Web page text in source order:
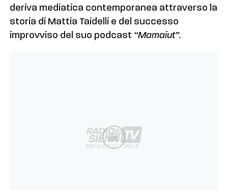
deriva mediatica contemporanea attraverso la
storia di Mattia Taidelli e del successo
improvviso del suo podcast “Mamaiut”.
Ad